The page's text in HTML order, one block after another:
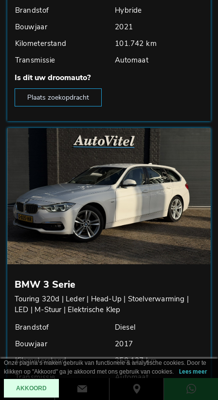
Brandstof
Hybride
Bouwjaar
2021
Kilometerstand
101.742 km
Transmissie
Automaat
Is dit uw droomauto?
Plaats zoekopdracht
BMW 3 Serie
Touring 320d | Leder | Head-Up | Stoelverwarming |
LED | M-Stuur | Elektrische Klep
Brandstof
Diesel
Bouwjaar
2017
Kilometerstand
258.137 km
Transmissie
Automaat
Is dit uw droomauto?
Onze pagina’s maken gebruik van functionele & analytische cookies. Door te
klikken op "Akkoord" ga je akkoord met ons gebruik van cookies.
Lees meer
AKKOORD